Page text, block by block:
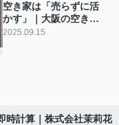
空き家は「売らずに活
かす」｜大阪の空き家
再生・リースバック・
2025.09.15
時計算｜株式会社茉莉花